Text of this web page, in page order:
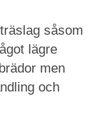
såsom
lägre
men
och